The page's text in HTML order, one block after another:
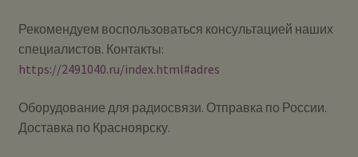
Рекомендуем воспользоваться консультацией наших
специалистов. Контакты:
https://2491040.ru/index.html#adres
Оборудование для радиосвязи. Отправка по России.
Доставка по Красноярску.